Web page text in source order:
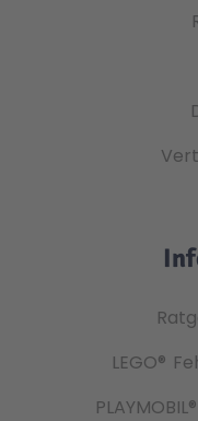
LEGO®
PLAYMOBIL®